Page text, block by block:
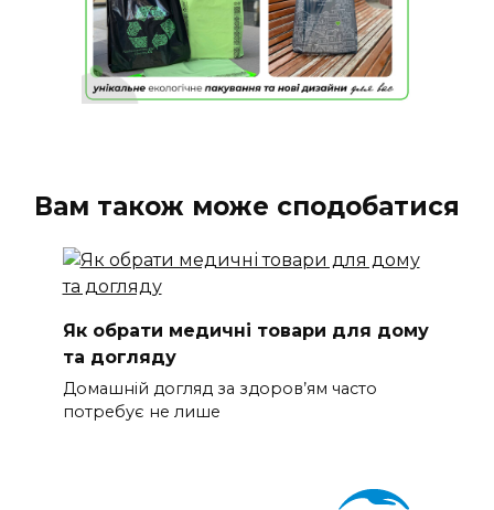
Вам також може сподобатися
Як обрати медичні товари для дому
та догляду
Домашній догляд за здоров’ям часто
потребує не лише